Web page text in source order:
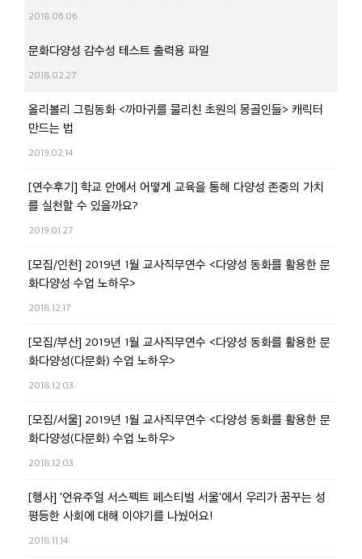
2018.06.06
문화다양성 감수성 테스트 출력용 파일
2018.02.27
올리볼리 그림동화 <까마귀를 물리친 초원의 몽골인들> 캐릭터
만드는 법
2019.02.14
[연수후기] 학교 안에서 어떻게 교육을 통해 다양성 존중의 가치
를 실천할 수 있을까요?
2019.01.27
[모집/인천] 2019년 1월 교사직무연수 <다양성 동화를 활용한 문
화다양성 수업 노하우>
2018.12.17
[모집/부산] 2019년 1월 교사직무연수 <다양성 동화를 활용한 문
화다양성(다문화) 수업 노하우>
2018.12.03
[모집/서울] 2019년 1월 교사직무연수 <다양성 동화를 활용한 문
화다양성(다문화) 수업 노하우>
2018.12.03
[행사] '언유주얼 서스펙트 페스티벌 서울'에서 우리가 꿈꾸는 성
평등한 사회에 대해 이야기를 나눴어요!
2018.11.14